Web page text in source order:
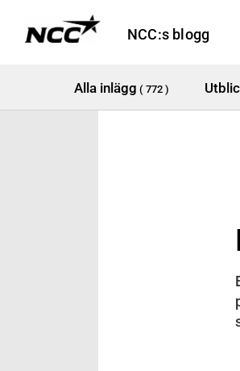
NCC:s blogg
Alla inlägg ( 772 )